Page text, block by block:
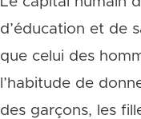
d’éducation et de
que celui des
l’habitude de
des garçons, les